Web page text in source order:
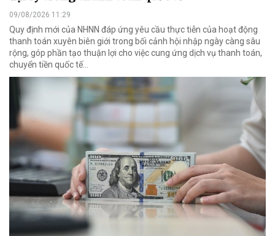
09/08/2026 11:29
Quy định mới của NHNN đáp ứng yêu cầu thực tiễn của hoạt động
thanh toán xuyên biên giới trong bối cảnh hội nhập ngày càng sâu
rộng, góp phần tạo thuận lợi cho việc cung ứng dịch vụ thanh toán,
chuyển tiền quốc tế...